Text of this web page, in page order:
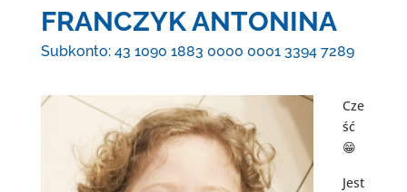
FRANCZYK ANTONINA
Subkonto: 43 1090 1883 0000 0001 3394 7289
Cze
ść
😁
Jest